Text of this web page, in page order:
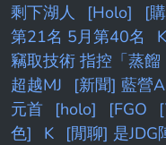
剩下湖人
[Holo] [
第21名 5月第40名
竊取技術 指控「蒸餾
超越MJ
[新聞] 藍營
元首
[holo] [FGO
色]
K [閒聊] 是JDG